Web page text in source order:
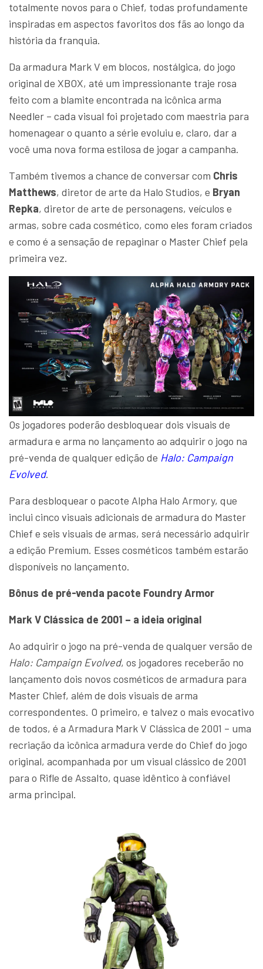
totalmente novos para o Chief, todas profundamente
inspiradas em aspectos favoritos dos fãs ao longo da
história da franquia.
Da armadura Mark V em blocos, nostálgica, do jogo
original de XBOX, até um impressionante traje rosa
feito com a blamite encontrada na icônica arma
Needler – cada visual foi projetado com maestria para
homenagear o quanto a série evoluiu e, claro, dar a
você uma nova forma estilosa de jogar a campanha.
Também tivemos a chance de conversar com Chris
Matthews, diretor de arte da Halo Studios, e Bryan
Repka, diretor de arte de personagens, veículos e
armas, sobre cada cosmético, como eles foram criados
e como é a sensação de repaginar o Master Chief pela
primeira vez.
Os jogadores poderão desbloquear dois visuais de
armadura e arma no lançamento ao adquirir o jogo na
pré-venda de qualquer edição de Halo: Campaign
Evolved.
Para desbloquear o pacote Alpha Halo Armory, que
inclui cinco visuais adicionais de armadura do Master
Chief e seis visuais de armas, será necessário adquirir
a edição Premium. Esses cosméticos também estarão
disponíveis no lançamento.
Bônus de pré-venda pacote Foundry Armor
Mark V Clássica de 2001 – a ideia original
Ao adquirir o jogo na pré-venda de qualquer versão de
Halo: Campaign Evolved, os jogadores receberão no
lançamento dois novos cosméticos de armadura para
Master Chief, além de dois visuais de arma
correspondentes. O primeiro, e talvez o mais evocativo
de todos, é a Armadura Mark V Clássica de 2001 – uma
recriação da icônica armadura verde do Chief do jogo
original, acompanhada por um visual clássico de 2001
para o Rifle de Assalto, quase idêntico à confiável
arma principal.